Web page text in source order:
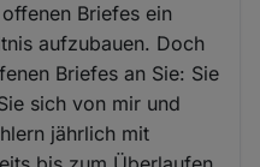
Briefes ein
aufzubauen. Doch
Briefes an Sie: Sie
sich von mir und
jährlich mit